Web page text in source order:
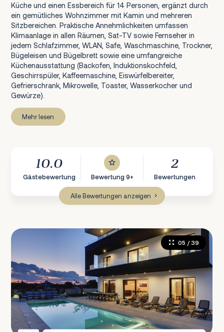
Küche und einen Essbereich für 14 Personen, ergänzt durch
ein gemütliches Wohnzimmer mit Kamin und mehreren
Sitzbereichen. Praktische Annehmlichkeiten umfassen
Klimaanlage in allen Räumen, Sat-TV sowie Fernseher in
jedem Schlafzimmer, WLAN, Safe, Waschmaschine, Trockner,
Bügeleisen und Bügelbrett sowie eine umfangreiche
Küchenausstattung (Backofen, Induktionskochfeld,
Geschirrspüler, Kaffeemaschine, Eiswürfelbereiter,
Gefrierschrank, Mikrowelle, Toaster, Wasserkocher und
Gewürze).
Mehr lesen
10.0
Gästebewertung Bewertung 9+
2
Bewertungen
Alle Bewertungen anzeigen
05 / 39